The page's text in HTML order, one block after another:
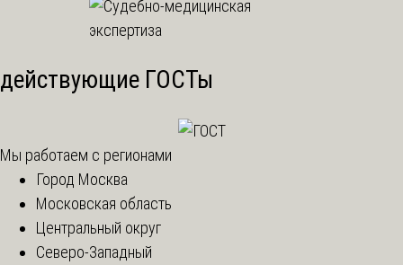
действующие ГОСТы
Мы работаем с регионами
Город Москва
Московская область
Центральный округ
Северо-Западный